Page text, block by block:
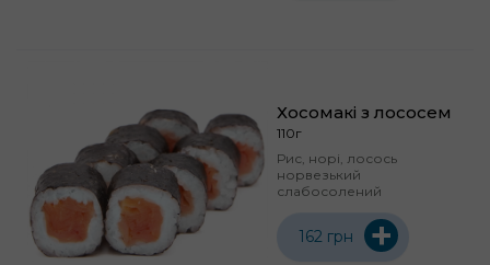
Хосомакі з лососем
110г
Рис, норі, лосось
норвезький
слабосолений
162 грн +